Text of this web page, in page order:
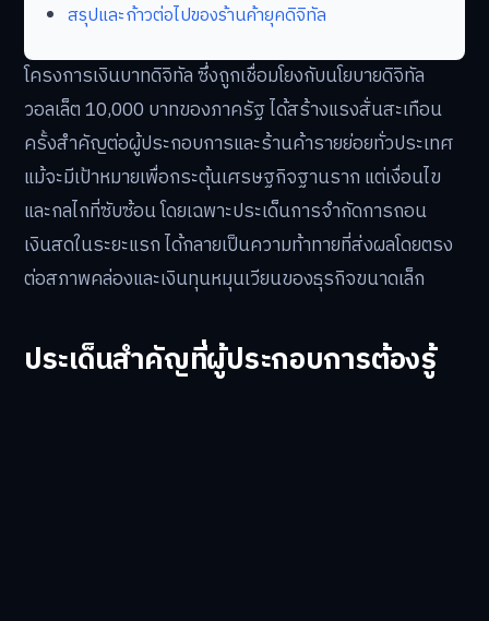
สรุปและก้าวต่อไปของร้านค้ายุคดิจิทัล
โครงการเงินบาทดิจิทัล ซึ่งถูกเชื่อมโยงกับนโยบายดิจิทัล
วอลเล็ต 10,000 บาทของภาครัฐ ได้สร้างแรงสั่นสะเทือน
ครั้งสำคัญต่อผู้ประกอบการและร้านค้ารายย่อยทั่วประเทศ
แม้จะมีเป้าหมายเพื่อกระตุ้นเศรษฐกิจฐานราก แต่เงื่อนไข
และกลไกที่ซับซ้อน โดยเฉพาะประเด็นการจำกัดการถอน
เงินสดในระยะแรก ได้กลายเป็นความท้าทายที่ส่งผลโดยตรง
ต่อสภาพคล่องและเงินทุนหมุนเวียนของธุรกิจขนาดเล็ก
ประเด็นสำคัญที่ผู้ประกอบการต้องรู้